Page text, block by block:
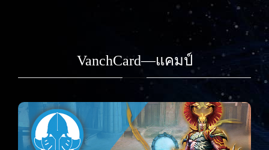
VanchCard—แคมป์